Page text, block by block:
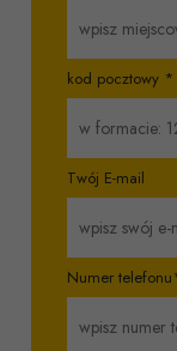
kod pocztowy *
Twój E-mail
Numer